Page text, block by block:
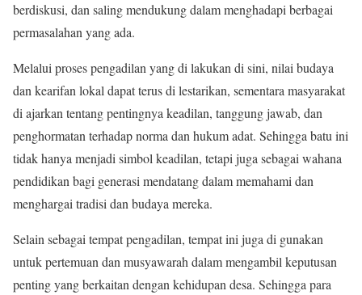
berdiskusi, dan saling mendukung dalam menghadapi berbagai
permasalahan yang ada.
Melalui proses pengadilan yang di lakukan di sini, nilai budaya
dan kearifan lokal dapat terus di lestarikan, sementara masyarakat
di ajarkan tentang pentingnya keadilan, tanggung jawab, dan
penghormatan terhadap norma dan hukum adat. Sehingga batu ini
tidak hanya menjadi simbol keadilan, tetapi juga sebagai wahana
pendidikan bagi generasi mendatang dalam memahami dan
menghargai tradisi dan budaya mereka.
Selain sebagai tempat pengadilan, tempat ini juga di gunakan
untuk pertemuan dan musyawarah dalam mengambil keputusan
penting yang berkaitan dengan kehidupan desa. Sehingga para